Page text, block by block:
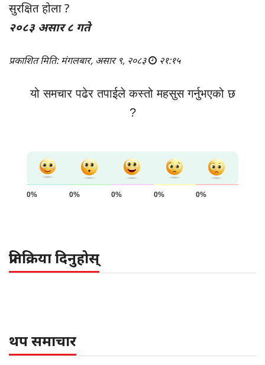
सुरक्षित होला ?
२०८३ असार ८ गते
प्रकाशित मिति: मंगलबार, असार ९, २०८३ २१:१५
यो समचार पढेर तपाईले कस्तो महसुस गर्नुभएको छ
?
0% 0% 0% 0% 0%
प्रतिक्रिया दिनुहोस्
थप समाचार